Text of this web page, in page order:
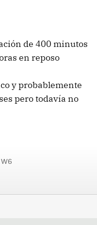
de 400 minutos
en reposo
y probablemente
pero todavía no